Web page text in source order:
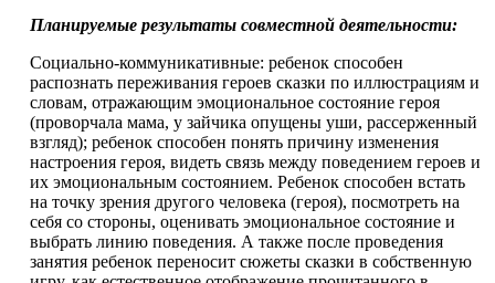
Планируемые результаты совместной деятельности:
Социально-коммуникативные: ребенок способен
распознать переживания героев сказки по иллюстрациям и
словам, отражающим эмоциональное состояние героя
(проворчала мама, у зайчика опущены уши, рассерженный
взгляд); ребенок способен понять причину изменения
настроения героя, видеть связь между поведением героев и
их эмоциональным состоянием. Ребенок способен встать
на точку зрения другого человека (героя), посмотреть на
себя со стороны, оценивать эмоциональное состояние и
выбрать линию поведения. А также после проведения
занятия ребенок переносит сюжеты сказки в собственную